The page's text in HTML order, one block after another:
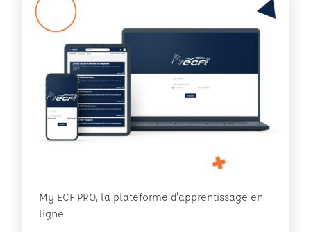
My ECF PRO, la plateforme d'apprentissage en
ligne